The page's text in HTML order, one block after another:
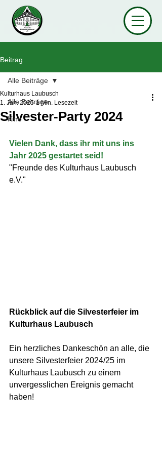
Beitrag
Alle Beiträge
Kino
Alle Beiträge
Silvester-Party 2024
Kulturhaus Laubusch
1. Jan. 2025 1 Min. Lesezeit
Vielen Dank, dass ihr mit uns ins
Jahr 2025 gestartet seid!
"Freunde des Kulturhaus Laubusch
e.V."
Rückblick auf die Silvesterfeier im
Kulturhaus Laubusch
Ein herzliches Dankeschön an alle, die
unsere Silvesterfeier 2024/25 im
Kulturhaus Laubusch zu einem
unvergesslichen Ereignis gemacht
haben!